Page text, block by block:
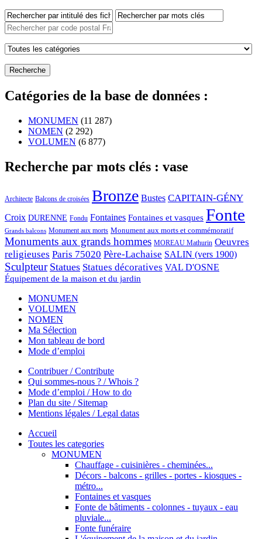
Catégories de la base de données :
MONUMEN (11 287)
NOMEN (2 292)
VOLUMEN (6 877)
Recherche par mots clés : vase
Architecte Balcons de croisées Bronze Bustes CAPITAIN-GÉNY
Croix DURENNE Fondu Fontaines Fontaines et vasques Fonte
Grands balcons Monument aux morts Monument aux morts et commémoratif
Monuments aux grands hommes MOREAU Mathurin Oeuvres
religieuses Paris 75020 Père-Lachaise SALIN (vers 1900)
Sculpteur Statues Statues décoratives VAL D'OSNE
Équipement de la maison et du jardin
MONUMEN
VOLUMEN
NOMEN
Ma Sélection
Mon tableau de bord
Mode d’emploi
Contribuer / Contribute
Qui sommes-nous ? / Whois ?
Mode d’emploi / How to do
Plan du site / Sitemap
Mentions légales / Legal datas
Accueil
Toutes les categories
MONUMEN
Chauffage - cuisinières - cheminées...
Décors - balcons - grilles - portes - kiosques -
métro...
Fontaines et vasques
Fonte de bâtiments - colonnes - tuyaux - eau
pluviale...
Fonte funéraire